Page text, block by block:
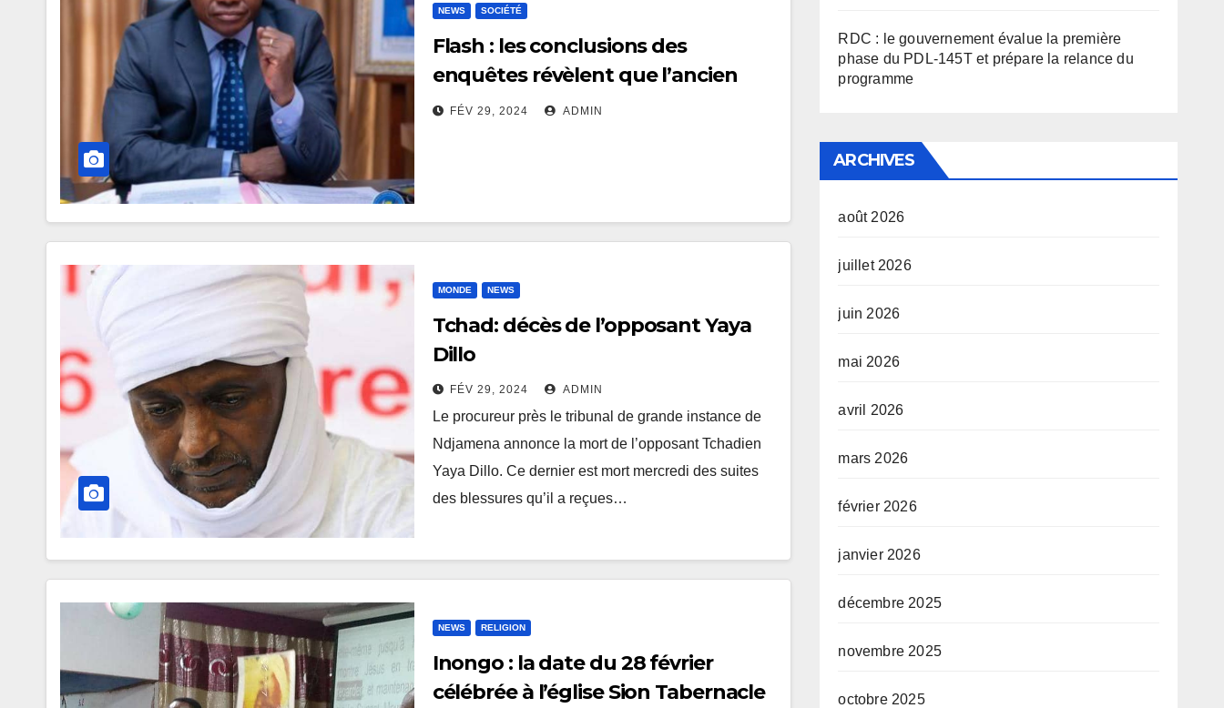
NEWS SOCIÉTÉ
Flash : les conclusions des
enquêtes révèlent que l’ancien
ministre Chérubin Okende s’est
FÉV 29, 2024 ADMIN
MONDE NEWS
Tchad: décès de l’opposant Yaya
Dillo
FÉV 29, 2024 ADMIN
Le procureur près le tribunal de grande instance de
Ndjamena annonce la mort de l’opposant Tchadien
Yaya Dillo. Ce dernier est mort mercredi des suites
des blessures qu’il a reçues…
NEWS RELIGION
Inongo : la date du 28 février
célébrée à l’église Sion Tabernacle
RDC : le gouvernement évalue la première
phase du PDL-145T et prépare la relance du
programme
ARCHIVES
août 2026
juillet 2026
juin 2026
mai 2026
avril 2026
mars 2026
février 2026
janvier 2026
décembre 2025
novembre 2025
octobre 2025